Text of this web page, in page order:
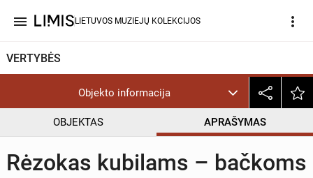
menu LIETUVOS MUZIEJŲ KOLEKCIJOS more_vert
VERTYBĖS
Objekto informacija
OBJEKTAS APRAŠYMAS
Rėzokas kubilams – bačkoms